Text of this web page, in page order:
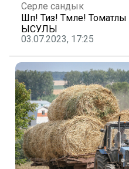
Серле сандык
Шәп! Тиз! Тәмле!
ЫСУЛЫ
03.07.2023, 17:25